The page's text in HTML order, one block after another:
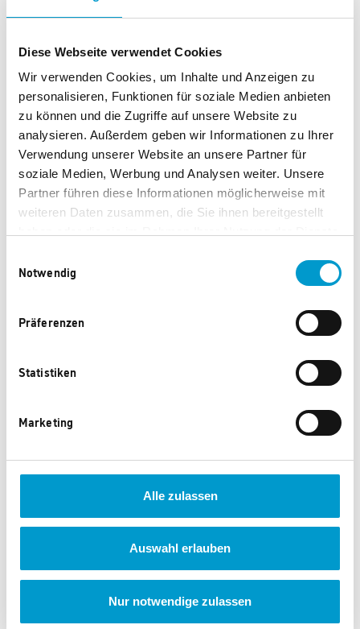
Diese Webseite verwendet Cookies
Wir verwenden Cookies, um Inhalte und Anzeigen zu
personalisieren, Funktionen für soziale Medien anbieten
zu können und die Zugriffe auf unsere Website zu
analysieren. Außerdem geben wir Informationen zu Ihrer
Verwendung unserer Website an unsere Partner für
soziale Medien, Werbung und Analysen weiter. Unsere
Partner führen diese Informationen möglicherweise mit
weiteren Daten zusammen, die Sie ihnen bereitgestellt
Notwendig
Präferenzen
Statistiken
Marketing
Alle zulassen
Auswahl erlauben
Nur notwendige zulassen
017554 A 017553 A
017542 A
0 Punkte
008596
0 Punkte
‹ 1 2 3 ›